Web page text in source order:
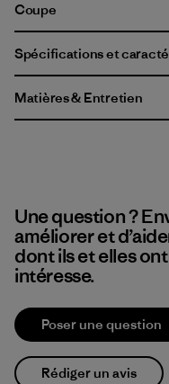
Coupe
Spécifications et
Matières & Entretien
Une question ?
améliorer et
dont ils et elles
intéresse.
Poser une question
Rédiger un avis